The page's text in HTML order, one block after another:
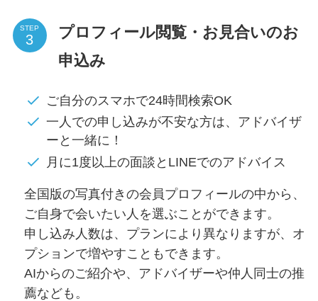
STEP
プロフィール閲覧・お見合いのお
申込み
ご自分のスマホで24時間検索OK
一人での申し込みが不安な方は、アドバイザ
ーと一緒に！
月に1度以上の面談とLINEでのアドバイス
全国版の写真付きの会員プロフィールの中から、
ご自身で会いたい人を選ぶことができます。
申し込み人数は、プランにより異なりますが、オ
プションで増やすこともできます。
AIからのご紹介や、アドバイザーや仲人同士の推
薦なども。